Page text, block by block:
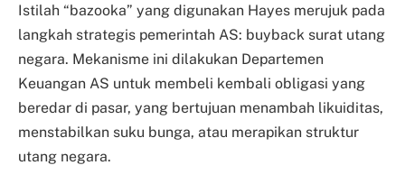
Istilah “bazooka” yang digunakan Hayes merujuk pada
langkah strategis pemerintah AS: buyback surat utang
negara. Mekanisme ini dilakukan Departemen
Keuangan AS untuk membeli kembali obligasi yang
beredar di pasar, yang bertujuan menambah likuiditas,
menstabilkan suku bunga, atau merapikan struktur
utang negara.